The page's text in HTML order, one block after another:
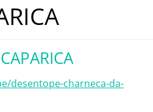
desentope-charneca-da-